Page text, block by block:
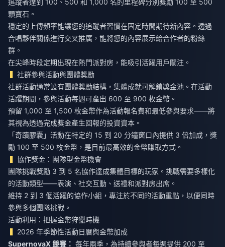
追蹤者達到 100、500 和 1,000 名的里程碑分別獎勵 100 至 500
顆寶石。
穩定的上傳頻率能讓您的追蹤者習慣在固定時間期待新內容。透過
合唱夥伴關係進行交叉推廣，能將您的內容展示給合作者的粉絲
群。
在尖峰時段定期出現在熱門派對房，能吸引活躍用戶關注。
社群參與活動與團體獎勵
社群活動通常設有團體獎勵結構，集體成就可解鎖獎金池。在活動
活躍期間，參與活動每週可產出 600 至 900 枚金幣。
預留 1,000 至 1,500 枚金幣作為活動報名費和最低參與要求——將
其視為透過完成獎金產生回報的投資資本。
「奇蹟膠囊」活動在特定的 15 到 20 分鐘窗口內提供 3 倍加成，獎
勵 100 至 500 枚金幣，是目前最高效的金幣賺取方式。
協作獎金：團隊型金幣機會
團隊挑戰獎勵 3 到 5 名協作達成集體目標的玩家。挑戰需要多樣化
的活動類型——表演、社交互動、送禮和派對房出席。
維持 2 到 3 個活躍的協作小組，專注於不同的活動重點，以便同時
參與多個團隊挑戰。
活動利用：把握金幣狩獵時機
2026 年季節性活動日曆與金幣加成
SupernovaX 競賽： 每年兩季，為持續參與者每週提供 200 至